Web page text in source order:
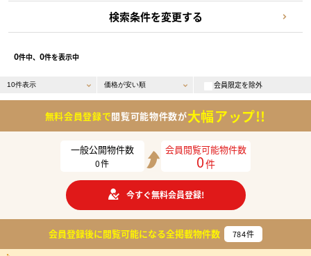
検索条件を変更する
0件中、 0件を表示中
会員限定を除外
無料会員登録で閲覧可能物件数が大幅アップ!!
一般公開物件数
0件
会員閲覧可能物件数
0件
今すぐ無料会員登録!
会員登録後に閲覧可能になる全掲載物件数 784件